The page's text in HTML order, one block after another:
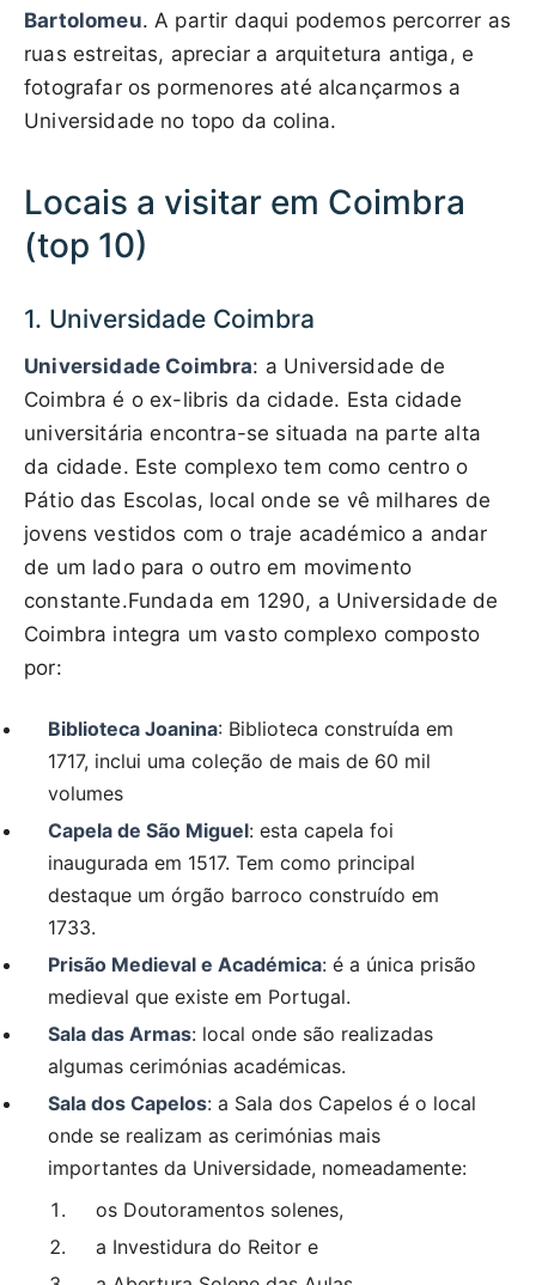
Bartolomeu. A partir daqui podemos percorrer as
ruas estreitas, apreciar a arquitetura antiga, e
fotografar os pormenores até alcançarmos a
Universidade no topo da colina.
Locais a visitar em Coimbra
(top 10)
1. Universidade Coimbra
Universidade Coimbra: a Universidade de
Coimbra é o ex-libris da cidade. Esta cidade
universitária encontra-se situada na parte alta
da cidade. Este complexo tem como centro o
Pátio das Escolas, local onde se vê milhares de
jovens vestidos com o traje académico a andar
de um lado para o outro em movimento
constante.Fundada em 1290, a Universidade de
Coimbra integra um vasto complexo composto
por:
Biblioteca Joanina: Biblioteca construída em
1717, inclui uma coleção de mais de 60 mil
volumes
Capela de São Miguel: esta capela foi
inaugurada em 1517. Tem como principal
destaque um órgão barroco construído em
1733.
Prisão Medieval e Académica: é a única prisão
medieval que existe em Portugal.
Sala das Armas: local onde são realizadas
algumas cerimónias académicas.
Sala dos Capelos: a Sala dos Capelos é o local
onde se realizam as cerimónias mais
importantes da Universidade, nomeadamente:
os Doutoramentos solenes,
a Investidura do Reitor e